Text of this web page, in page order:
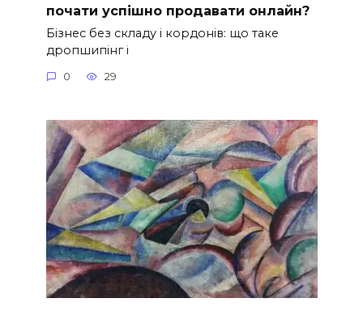
почати успішно продавати онлайн?
Бізнес без складу і кордонів: що таке
дропшипінг і
0 29